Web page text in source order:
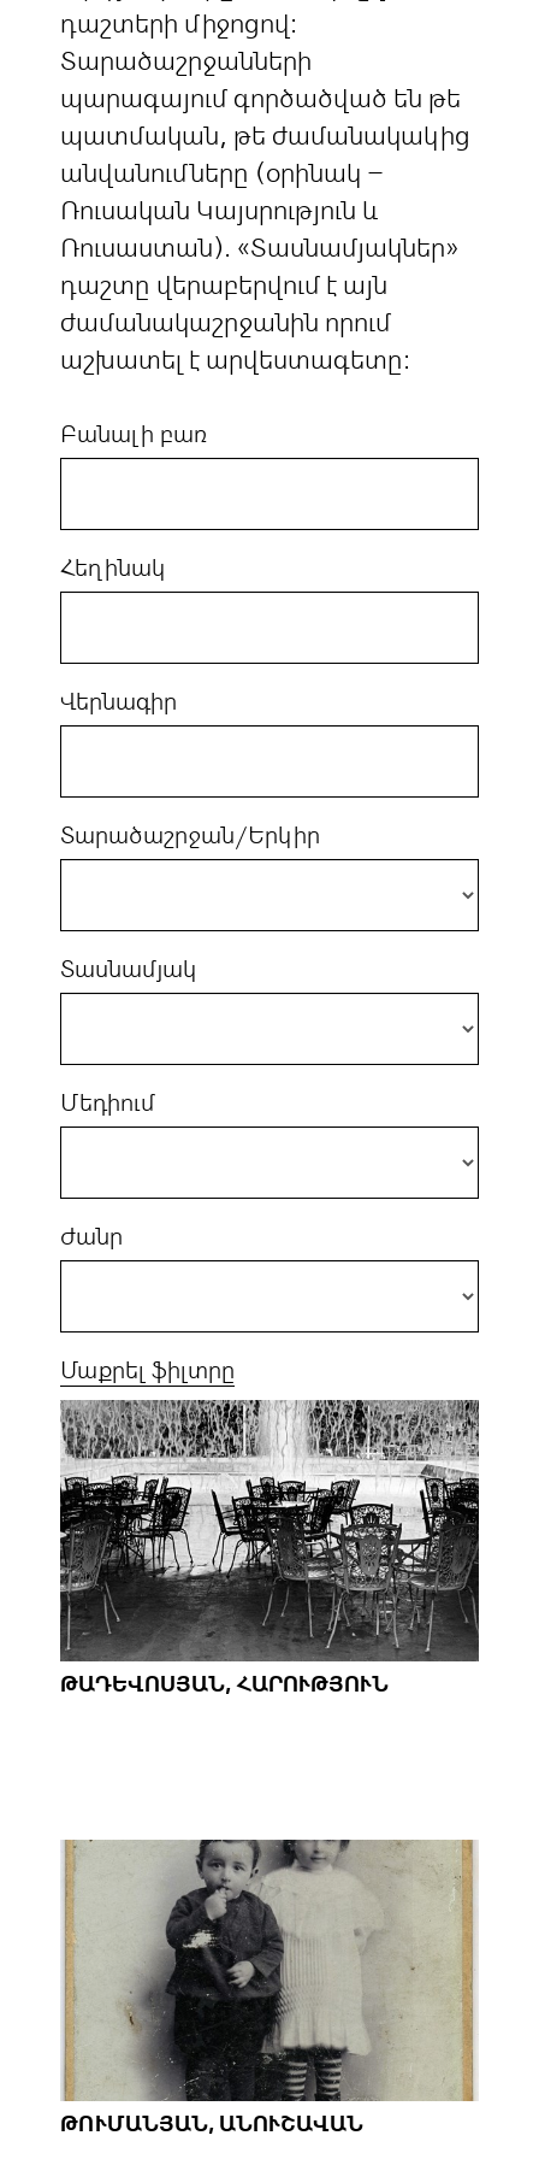
դաշտերի միջոցով:
Տարածաշրջանների
պարագայում գործածված են թե
պատմական, թե ժամանակակից
անվանումները (օրինակ –
Ռուսական Կայսրություն և
Ռուսաստան). «Տասնամյակներ»
դաշտը վերաբերվում է այն
ժամանակաշրջանին որում
աշխատել է արվեստագետը:
Բանալի բառ
Հեղինակ
Վերնագիր
Տարածաշրջան/Երկիր
Տասնամյակ
Մեդիում
Ժանր
Մաքրել ֆիլտրը
ԹԱԴԵՎՈՍՅԱՆ, ՀԱՐՈՒԹՅՈՒՆ
ԹՈՒՄԱՆՅԱՆ, ԱՆՈՒՇԱՎԱՆ